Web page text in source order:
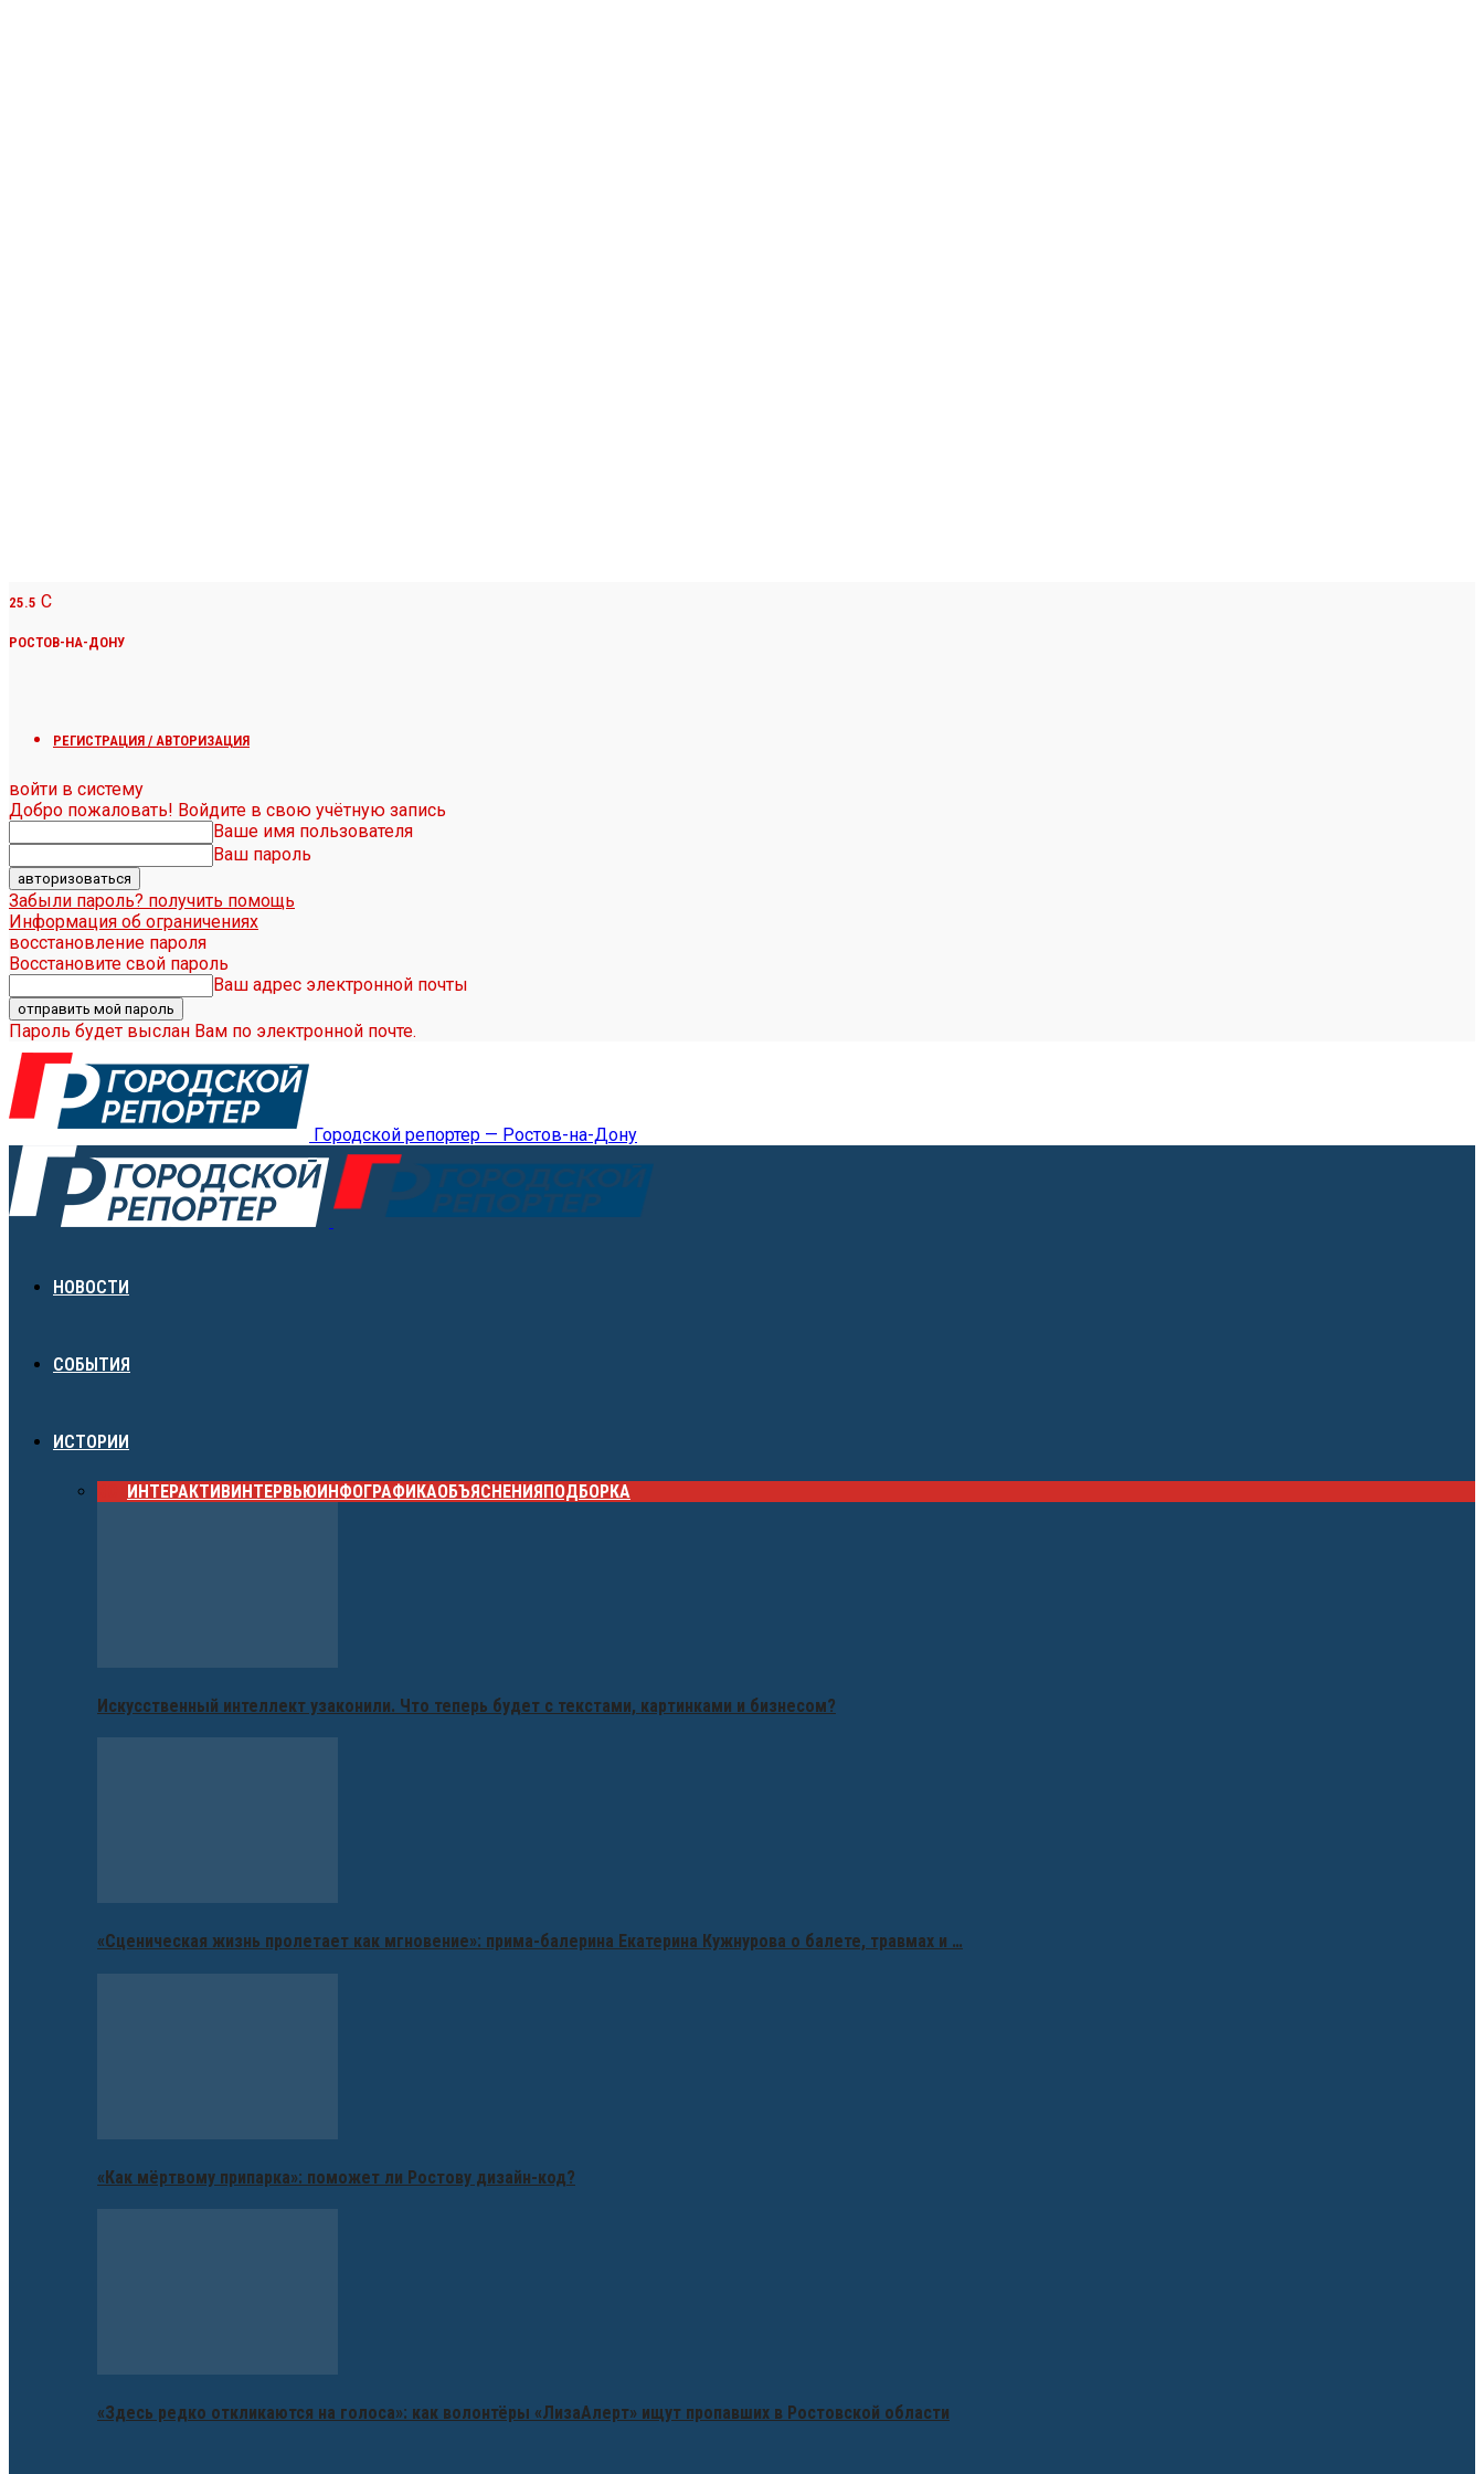
25.5 C
РОСТОВ-НА-ДОНУ
РЕГИСТРАЦИЯ / АВТОРИЗАЦИЯ
войти в систему
Добро пожаловать! Войдите в свою учётную запись
Ваше имя пользователя
Ваш пароль
Забыли пароль? получить помощь
Информация об ограничениях
восстановление пароля
Восстановите свой пароль
Ваш адрес электронной почты
Пароль будет выслан Вам по электронной почте.
Городской репортер — Ростов-на-Дону
НОВОСТИ
СОБЫТИЯ
ИСТОРИИ
ИНТЕРАКТИВИНТЕРВЬЮИНФОГРАФИКАОБЪЯСНЕНИЯПОДБОРКА
Искусственный интеллект узаконили. Что теперь будет с текстами, картинками и бизнесом?
«Сценическая жизнь пролетает как мгновение»: прима-балерина Екатерина Кужнурова о балете, травмах и …
«Как мёртвому припарка»: поможет ли Ростову дизайн-код?
«Здесь редко откликаются на голоса»: как волонтёры «ЛизаАлерт» ищут пропавших в Ростовской области